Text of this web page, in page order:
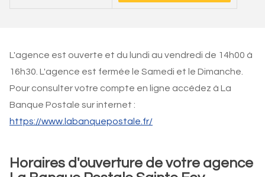
L'agence est ouverte et du lundi au vendredi de 14h00 à
16h30. L'agence est fermée le Samedi et le Dimanche.
Pour consulter votre compte en ligne accédez à La
Banque Postale sur internet :
https://www.labanquepostale.fr/
Horaires d'ouverture de votre agence